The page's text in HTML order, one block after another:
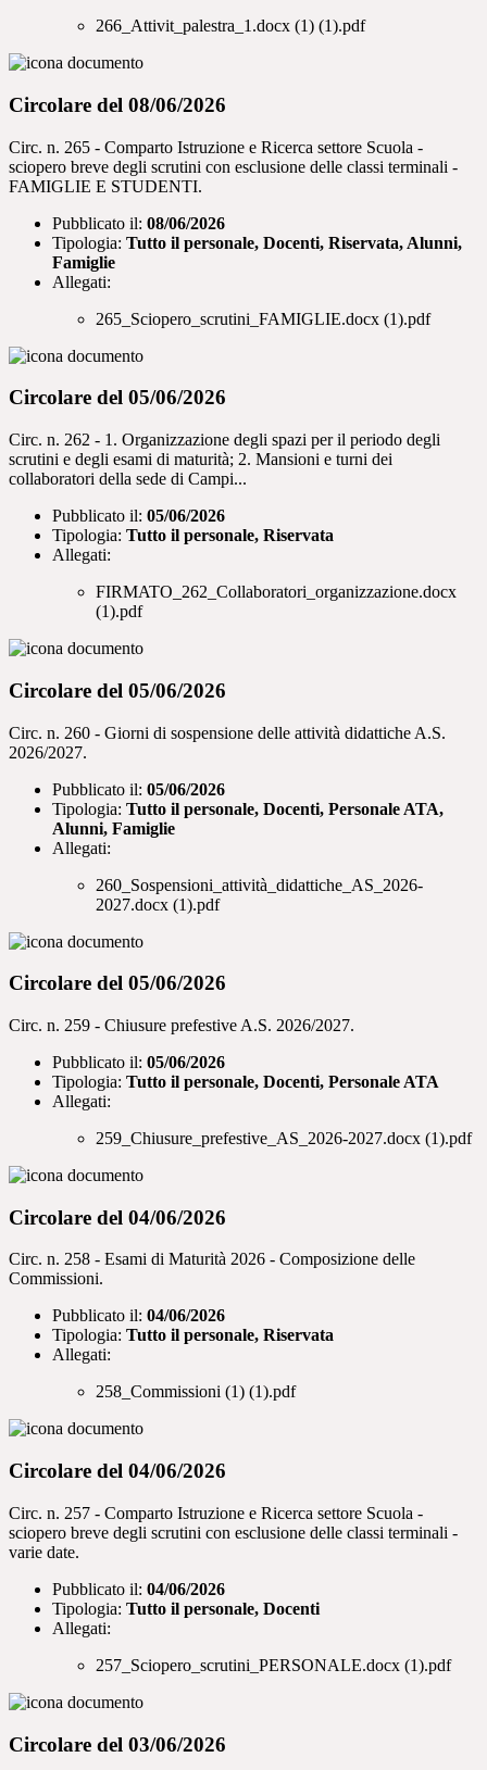
266_Attivit_palestra_1.docx (1) (1).pdf
Circolare del 08/06/2026
Circ. n. 265 - Comparto Istruzione e Ricerca settore Scuola -
sciopero breve degli scrutini con esclusione delle classi terminali -
FAMIGLIE E STUDENTI.
Pubblicato il: 08/06/2026
Tipologia: Tutto il personale, Docenti, Riservata, Alunni,
Famiglie
Allegati:
265_Sciopero_scrutini_FAMIGLIE.docx (1).pdf
Circolare del 05/06/2026
Circ. n. 262 - 1. Organizzazione degli spazi per il periodo degli
scrutini e degli esami di maturità; 2. Mansioni e turni dei
collaboratori della sede di Campi...
Pubblicato il: 05/06/2026
Tipologia: Tutto il personale, Riservata
Allegati:
FIRMATO_262_Collaboratori_organizzazione.docx
(1).pdf
Circolare del 05/06/2026
Circ. n. 260 - Giorni di sospensione delle attività didattiche A.S.
2026/2027.
Pubblicato il: 05/06/2026
Tipologia: Tutto il personale, Docenti, Personale ATA,
Alunni, Famiglie
Allegati:
260_Sospensioni_attività_didattiche_AS_2026-
2027.docx (1).pdf
Circolare del 05/06/2026
Circ. n. 259 - Chiusure prefestive A.S. 2026/2027.
Pubblicato il: 05/06/2026
Tipologia: Tutto il personale, Docenti, Personale ATA
Allegati:
259_Chiusure_prefestive_AS_2026-2027.docx (1).pdf
Circolare del 04/06/2026
Circ. n. 258 - Esami di Maturità 2026 - Composizione delle
Commissioni.
Pubblicato il: 04/06/2026
Tipologia: Tutto il personale, Riservata
Allegati:
258_Commissioni (1) (1).pdf
Circolare del 04/06/2026
Circ. n. 257 - Comparto Istruzione e Ricerca settore Scuola -
sciopero breve degli scrutini con esclusione delle classi terminali -
varie date.
Pubblicato il: 04/06/2026
Tipologia: Tutto il personale, Docenti
Allegati:
257_Sciopero_scrutini_PERSONALE.docx (1).pdf
Circolare del 03/06/2026